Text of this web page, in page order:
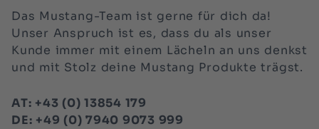
Das Mustang-Team ist gerne für dich da!
Unser Anspruch ist es, dass du als unser
Kunde immer mit einem Lächeln an uns denkst
und mit Stolz deine Mustang Produkte trägst.
AT: +43 (0) 13854 179
DE: +49 (0) 7940 9073 999